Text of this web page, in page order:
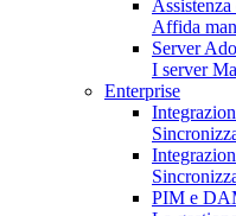
Affida
Server
I server
Enterprise
PIM e